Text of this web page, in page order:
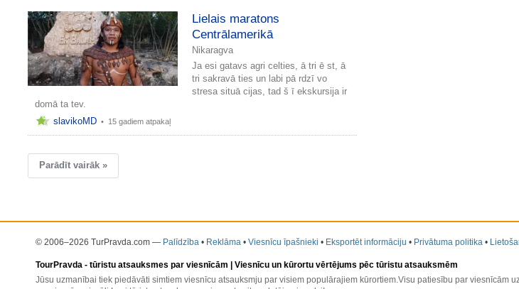
Lielais maratons
Centrālamerikā
Nikaragva
Ja esi gatavs agri celties, ā tri ē st, ā
tri sakravā ties un labi pā rdzī vo
stresa situā cijas, tad š ī ekskursija ir
domā ta tev.
slavikoMD• 15 gadiem atpakaļ
Parādīt vairāk »
© 2006–2026 TurPravda.com — Palīdzība • Reklāma • Viesnīcu īpašnieki • Eksportēt informāciju • Privātuma politika •
TourPravda - tūristu atsauksmes par viesnīcām | Viesnīcu un kūrortu vērtējums pēc tūristu atsauksmēm
Jūsu uzmanībai tiek piedāvāti simtiem viesnīcu atsauksmju par visiem populārajiem kūrortiem.Visu patiesību par